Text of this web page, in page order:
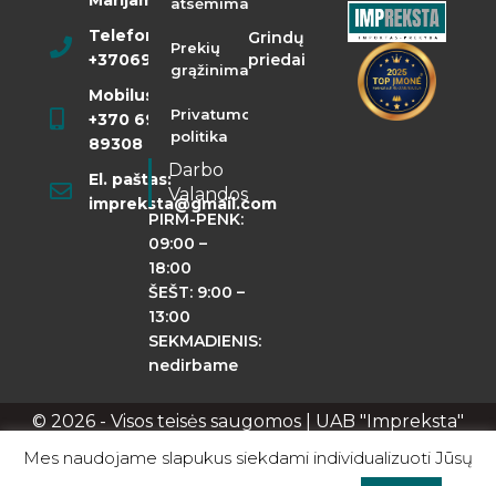
Telefonas:
+37069855400
Mobilusis:
+370 698
89308
El. paštas:
impreksta@gmail.com
atsėmimas
Prekių
grąžinimas
Privatumo
politika
Darbo
Valandos
PIRM-PENK:
09:00 –
18:00
ŠEŠT: 9:00 –
13:00
SEKMADIENIS:
nedirbame
Grindų
priedai
© 2026 - Visos teisės saugomos | UAB "Impreksta"
Apie mus Kontaktai Privatumo politika
Mes naudojame slapukus siekdami individualizuoti Jūsų